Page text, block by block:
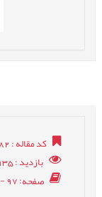
کد مقاله: wir-50582
بازدید: 4935
صفحه: 97 - 110